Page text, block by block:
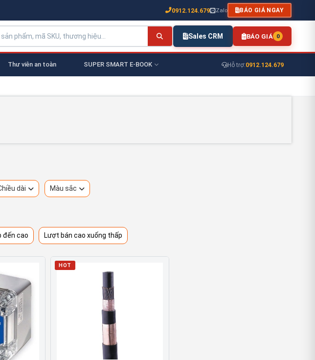
0912.124.679 Zalo BÁO GIÁ NGAY
Sales CRM BÁO GIÁ 0
Thư viên an toàn SUPER SMART E-BOOK Hỗ trợ:0912.124.679
dài Màu sắc
đến cao Lượt bán cao xuống thấp
HOT